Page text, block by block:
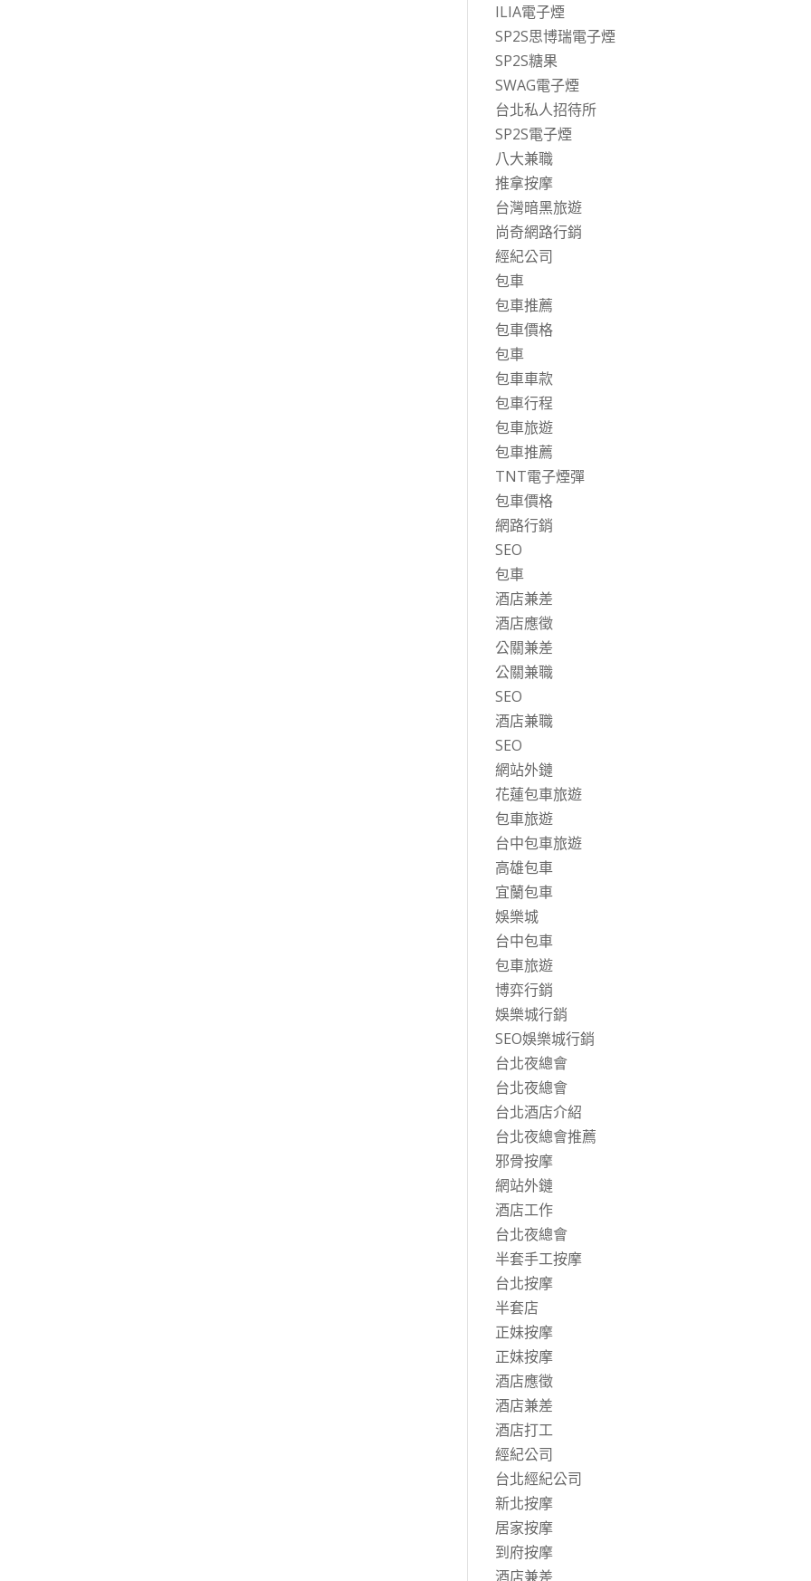
ILIA電子煙
SP2S思博瑞電子煙
SP2S糖果
SWAG電子煙
台北私人招待所
SP2S電子煙
八大兼職
推拿按摩
台灣暗黑旅遊
尚奇網路行銷
經紀公司
包車
包車推薦
包車價格
包車
包車車款
包車行程
包車旅遊
包車推薦
TNT電子煙彈
包車價格
網路行銷
SEO
包車
酒店兼差
酒店應徵
公關兼差
公關兼職
SEO
酒店兼職
SEO
網站外鏈
花蓮包車旅遊
包車旅遊
台中包車旅遊
高雄包車
宜蘭包車
娛樂城
台中包車
包車旅遊
博弈行銷
娛樂城行銷
SEO娛樂城行銷
台北夜總會
台北夜總會
台北酒店介紹
台北夜總會推薦
邪骨按摩
網站外鏈
酒店工作
台北夜總會
半套手工按摩
台北按摩
半套店
正妹按摩
正妹按摩
酒店應徵
酒店兼差
酒店打工
經紀公司
台北經紀公司
新北按摩
居家按摩
到府按摩
酒店兼差